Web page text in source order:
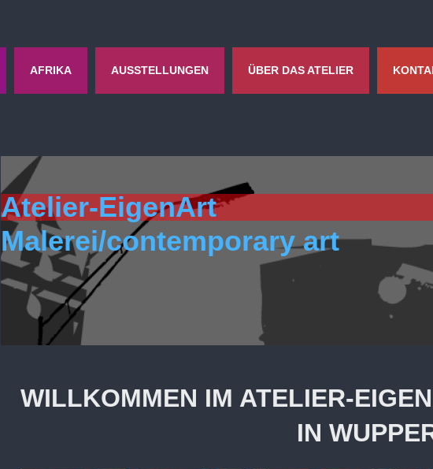
AFRIKA AUSSTELLUNGEN ÜBER DAS ATELIER
Atelier-EigenArt
Malerei/contemporary art
WILLKOMMEN IM ATELIER-
IN